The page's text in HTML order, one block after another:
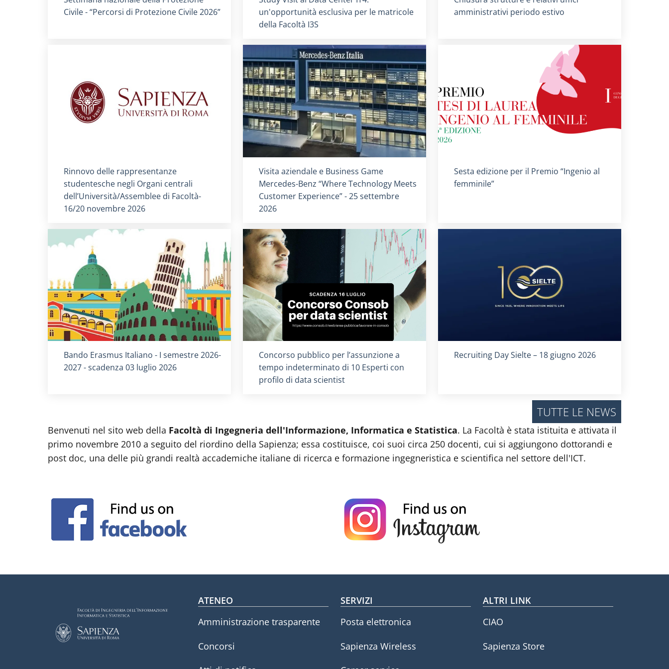
Civile - “Percorsi di Protezione Civile 2026”
un'opportunità esclusiva per le matricole
della Facoltà I3S
amministrativi periodo estivo
Titolo card:
Rinnovo delle rappresentanze
studentesche negli Organi centrali
dell’Università/Assemblee di Facoltà-
16/20 novembre 2026
Titolo card:
Visita aziendale e Business Game
Mercedes-Benz “Where Technology Meets
Customer Experience” - 25 settembre
2026
Titolo card:
Sesta edizione per il Premio “Ingenio al
femminile”
Titolo card:
Bando Erasmus Italiano - I semestre 2026-
2027 - scadenza 03 luglio 2026
Titolo card:
Concorso pubblico per l’assunzione a
tempo indeterminato di 10 Esperti con
profilo di data scientist
Titolo card:
Recruiting Day Sielte – 18 giugno 2026
TUTTE LE NEWS
Benvenuti nel sito web della Facoltà di Ingegneria dell'Informazione, Informatica e Statistica. La Facoltà è stata istituita e attivata il
primo novembre 2010 a seguito del riordino della Sapienza; essa costituisce, coi suoi circa 250 docenti, cui si aggiungono dottorandi e
post doc, una delle più grandi realtà accademiche italiane di ricerca e formazione ingegneristica e scientifica nel settore dell'ICT.
Footer menu
ATENEO
Amministrazione trasparente
Concorsi
SERVIZI
Posta elettronica
Sapienza Wireless
ALTRI LINK
CIAO
Sapienza Store